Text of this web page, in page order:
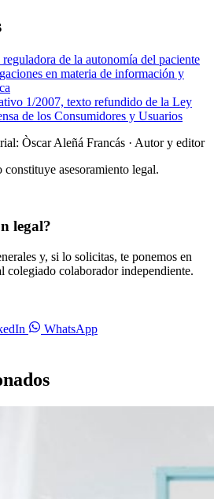
de la autonomía del paciente
en materia de información y
1/2007, texto refundido de la Ley
de los Consumidores y Usuarios
Òscar Aleñá Francás · Autor y editor
asesoramiento legal.
legal?
y, si lo solicitas, te ponemos en
colegiado colaborador independiente.
WhatsApp